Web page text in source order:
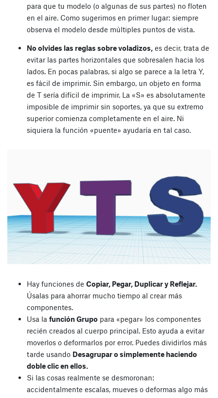
para que tu modelo (o algunas de sus partes) no floten
en el aire. Como sugerimos en primer lugar: siempre
observa el modelo desde múltiples puntos de vista.
No olvides las reglas sobre voladizos, es decir, trata de
evitar las partes horizontales que sobresalen hacia los
lados. En pocas palabras, si algo se parece a la letra Y,
es fácil de imprimir. Sin embargo, un objeto en forma
de T sería difícil de imprimir. La «S» es absolutamente
imposible de imprimir sin soportes, ya que su extremo
superior comienza completamente en el aire. Ni
siquiera la función «puente» ayudaría en tal caso.
Hay funciones de Copiar, Pegar, Duplicar y Reflejar.
Úsalas para ahorrar mucho tiempo al crear más
componentes.
Usa la función Grupo para «pegar» los componentes
recién creados al cuerpo principal. Esto ayuda a evitar
moverlos o deformarlos por error. Puedes dividirlos más
tarde usando Desagrupar o simplemente haciendo
doble clic en ellos.
Si las cosas realmente se desmoronan:
accidentalmente escalas, mueves o deformas algo más